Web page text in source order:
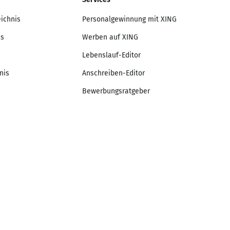
Personalgewinnung mit XING
Werben auf XING
Lebenslauf-Editor
Anschreiben-Editor
Bewerbungsratgeber